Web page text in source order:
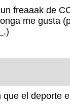
freaaak de
me gusta
que el deporte